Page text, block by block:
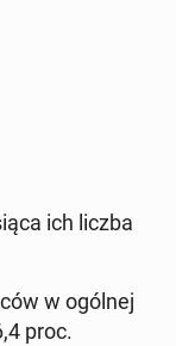
ich liczba
w ogólnej
proc.